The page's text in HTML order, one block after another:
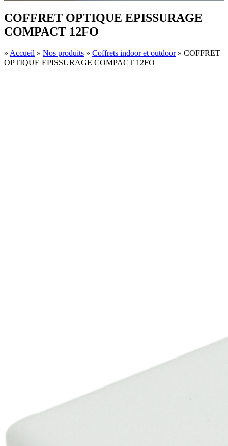
COFFRET OPTIQUE EPISSURAGE
COMPACT 12FO
» Accueil » Nos produits » Coffrets indoor et outdoor » COFFRET
OPTIQUE EPISSURAGE COMPACT 12FO